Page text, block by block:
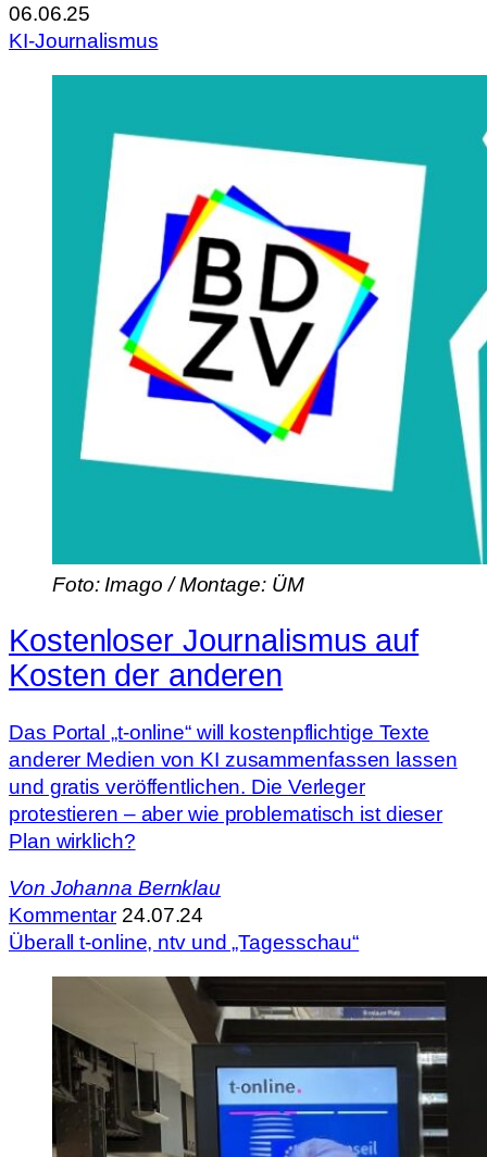
06.06.25
KI-Journalismus
Foto: Imago / Montage: ÜM
Kostenloser Journalismus auf
Kosten der anderen
Das Portal „t-online“ will kostenpflichtige Texte
anderer Medien von KI zusammenfassen lassen
und gratis veröffentlichen. Die Verleger
protestieren – aber wie problematisch ist dieser
Plan wirklich?
Von Johanna Bernklau
Kommentar 24.07.24
Überall t-online, ntv und „Tagesschau“